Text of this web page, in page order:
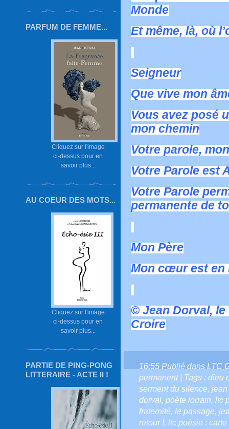
PARFUM DE FEMME...
Cliquez sur l'image
ci-dessus pour en
savoir plus...
AU COEUR DES MOTS...
Cliquez sur l'image
ci-dessus pour en
savoir plus...
PARTIE DE PING-PONG
LITTERAIRE - ACTE II !
Monde
Et même, là, où
Seigneur
Que vive mon
Vous avez posé
mon chemin
Votre parole,
Votre Parole est
Votre Parole
permanente de
Mon Père
Mon cœur est en
© Jean Dorval, le
Croire
16:55 Publié dans LTC
permanent| Tags : dieu
serment du silence, jean
dorval, poète lorrain, ltc
fraternité, le passage,
retour !, ltc poésie :